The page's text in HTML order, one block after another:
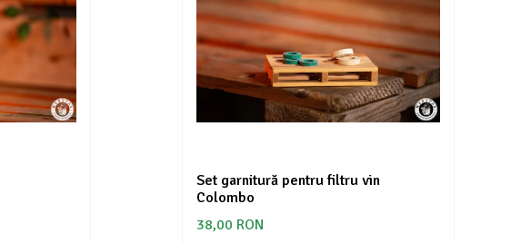
Set garnitură pentru filtru vin
Colombo
38,00 RON